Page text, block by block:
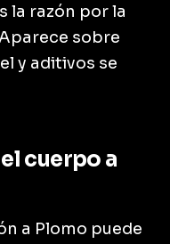
la razón por la
sobre
y aditivos se
cuerpo a
a Plomo puede